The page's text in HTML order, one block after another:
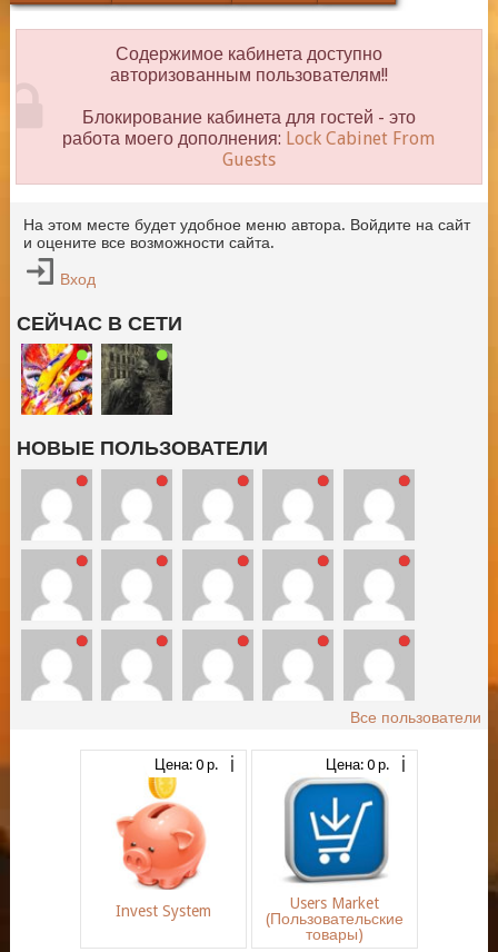
Содержимое кабинета доступно
авторизованным пользователям!!
Блокирование кабинета для гостей - это
работа моего дополнения: Lock Cabinet From
Guests
На этом месте будет удобное меню автора. Войдите на сайт
и оцените все возможности сайта.
Вход
СЕЙЧАС В СЕТИ
НОВЫЕ ПОЛЬЗОВАТЕЛИ
Все пользователи
Цена: 0 р.
Invest System
Цена: 0 р.
Users Market
(Пользовательские
товары)